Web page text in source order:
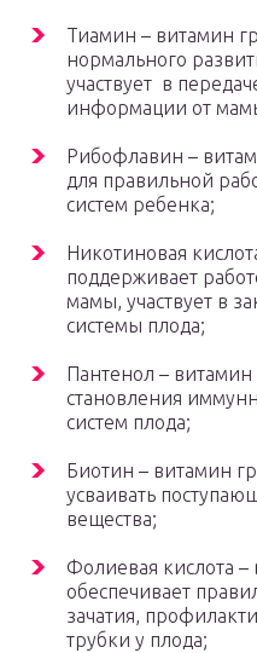
Тиамин – витамин
нормального
участвует в
информации от
Рибофлавин –
для правильной
систем ребенка;
Никотиновая
поддерживает
мамы, участвует в
системы плода;
Пантенол –
становления
систем плода;
Биотин – витамин
усваивать
вещества;
Фолиевая кислота
обеспечивает
зачатия,
трубки у плода;